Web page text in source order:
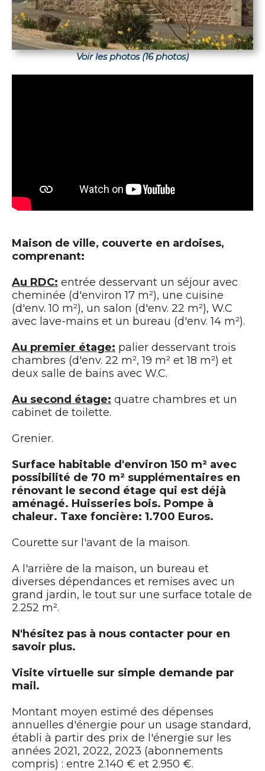
Voir les photos (16 photos)
Maison de ville, couverte en ardoises,
comprenant:
Au RDC: entrée desservant un séjour avec
cheminée (d'environ 17 m²), une cuisine
(d'env. 10 m²), un salon (d'env. 22 m²), W.C
avec lave-mains et un bureau (d'env. 14 m²).
Au premier étage: palier desservant trois
chambres (d'env. 22 m², 19 m² et 18 m²) et
deux salle de bains avec W.C.
Au second étage: quatre chambres et un
cabinet de toilette.
Grenier.
Surface habitable d'environ 150 m² avec
possibilité de 70 m² supplémentaires en
rénovant le second étage qui est déjà
aménagé. Huisseries bois. Pompe à
chaleur. Taxe foncière: 1.700 Euros.
Courette sur l'avant de la maison.
A l'arrière de la maison, un bureau et
diverses dépendances et remises avec un
grand jardin, le tout sur une surface totale de
2.252 m².
N'hésitez pas à nous contacter pour en
savoir plus.
Visite virtuelle sur simple demande par
mail.
Montant moyen estimé des dépenses
annuelles d'énergie pour un usage standard,
établi à partir des prix de l'énergie sur les
années 2021, 2022, 2023 (abonnements
compris) : entre 2.140 € et 2.950 €.